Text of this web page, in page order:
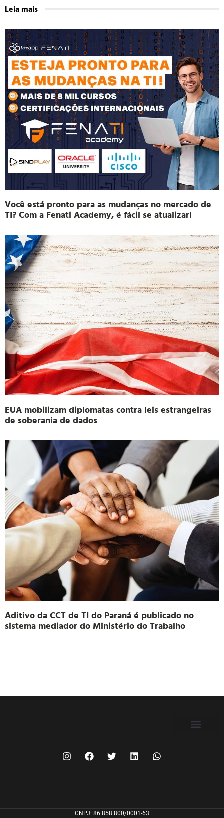
Leia mais
Você está pronto para as mudanças no mercado de
TI? Com a Fenati Academy, é fácil se atualizar!
EUA mobilizam diplomatas contra leis estrangeiras
de soberania de dados
Aditivo da CCT de TI do Paraná é publicado no
sistema mediador do Ministério do Trabalho
CNPJ: 86.858.800/0001-63